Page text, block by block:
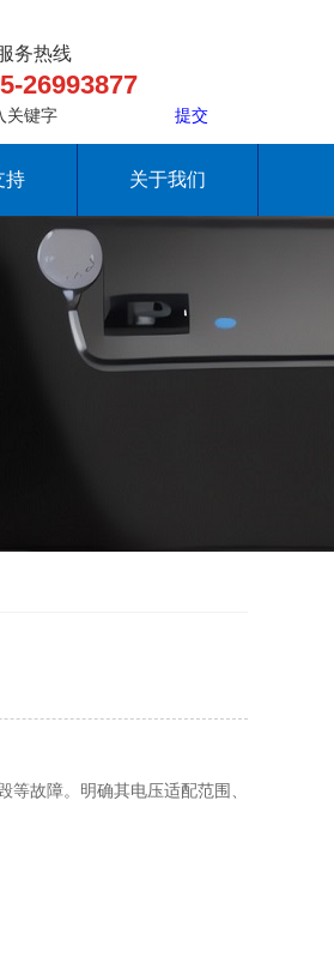
务热线
26993877
持 关于我们
故障。明确其电压适配范围、